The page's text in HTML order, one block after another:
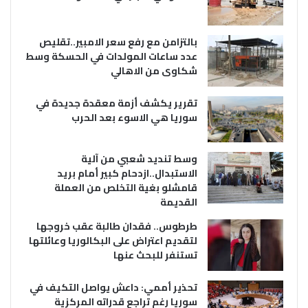
بالتزامن مع رفع سعر الامبير..تقليص
عدد ساعات المولدات في الحسكة وسط
شكاوى من الاهالي
تقرير يكشف أزمة معقدة جديدة في
سوريا هي الاسوء بعد الحرب
وسط تنديد شعبي من آلية
الاستبدال..ازدحام كبير أمام بريد
قامشلو بغية التخلص من العملة
القديمة
طرطوس.. فقدان طالبة عقب خروجها
لتقديم اعتراض على البكالوريا وعائلتها
تستنفر للبحث عنها
تحذير أممي: داعش يواصل التكيف في
سوريا رغم تراجع قدراته المركزية